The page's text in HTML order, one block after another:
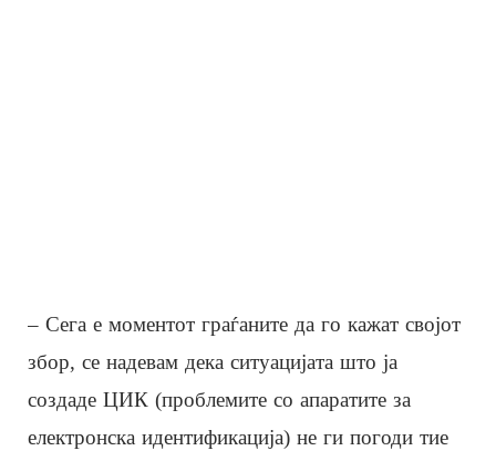
– Сега е моментот граѓаните да го кажат својот
збор, се надевам дека ситуацијата што ја
создаде ЦИК (проблемите со апаратите за
електронска идентификација) не ги погоди тие